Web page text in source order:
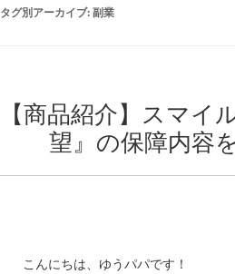
タグ別アーカイブ:副業
【商品紹介】スマイ
望』の保障内容
こんにちは、ゆうパパです！